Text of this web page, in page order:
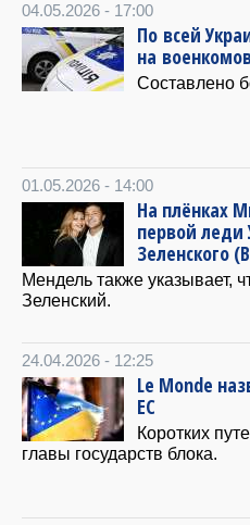
04.05.2026 - 17:00
По всей
на
Составлено
01.05.2026 - 14:00
На плёнках
первой леди
Зеленского
Мендель также указывает,
Зеленский.
24.04.2026 - 12:25
Le Monde
ЕС
Коротких
главы государств блока.